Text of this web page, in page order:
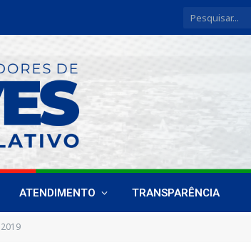
ATENDIMENTO TRANSPARÊNCIA
2019